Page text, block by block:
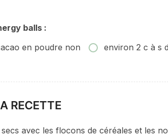
balls :
en poudre non
environ 2 c à s
RECETTE
avec les flocons de céréales et les